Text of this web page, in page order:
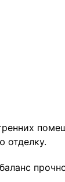
отделку.